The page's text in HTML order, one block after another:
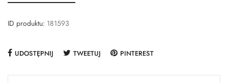
ID produktu: 181593
UDOSTĘPNIJ TWEETUJ PINTEREST